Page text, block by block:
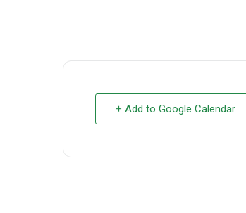
+ Add to Google Calendar